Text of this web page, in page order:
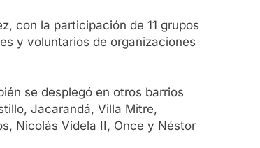
con la participación de 11 grupos
y voluntarios de organizaciones
se desplegó en otros barrios
Jacarandá, Villa Mitre,
Nicolás Videla II, Once y Néstor